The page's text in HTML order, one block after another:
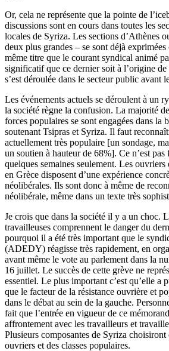
Or, cela ne représente que la pointe de
discussions sont en cours dans toutes les
locales de Syriza. Les sections d’Athènes
deux plus grandes – se sont déjà exprimées
même titre que le courant syndical animé
significatif que ce dernier soit à l’origine
s’est déroulée dans le secteur public avant
Les événements actuels se déroulent à un
la société règne la confusion. La majorité
forces populaires se sont engagées dans la
soutenant Tsipras et Syriza. Il faut
actuellement très populaire [un sondage,
un soutien à hauteur de 68%]. Ce n’est pas
quelques semaines seulement. Les
en Grèce disposent d’une expérience
néolibérales. Ils sont donc à même de
néolibérale, même dans un texte très
Je crois que dans la société il y a un choc.
travailleuses comprennent le danger du
pourquoi il a été très important que le
(ADEDY) réagisse très rapidement, en
avant même le vote au parlement dans la
16 juillet. Le succès de cette grève ne
essentiel. Le plus important c’est qu’elle a
que le facteur de la résistance ouvrière et
dans le débat au sein de la gauche.
fait que l’entrée en vigueur de ce
affrontement avec les travailleurs et
Plusieurs composantes de Syriza choisiront
ouvriers et des classes populaires.